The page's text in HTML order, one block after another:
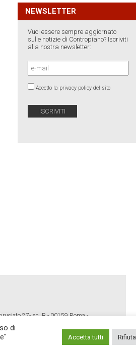
NEWSLETTER
Vuoi essere sempre aggiornato
sulle notizie di Contropiano? Iscriviti
alla nostra newsletter:
Accetto la privacy policy del sito
27- sc. B - 00159 Roma -
POLICY
di
Accetta tutti Rifiuta